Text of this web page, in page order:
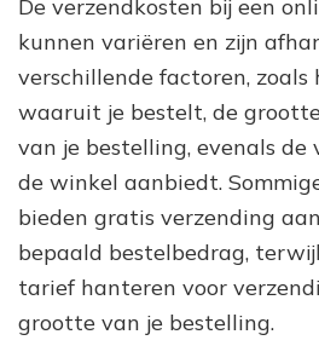
De verzendkosten bij een
kunnen variëren en zijn
verschillende factoren,
waaruit je bestelt, de
van je bestelling, evenals de
de winkel aanbiedt.
bieden gratis verzending
bepaald bestelbedrag,
tarief hanteren voor
grootte van je bestelling.